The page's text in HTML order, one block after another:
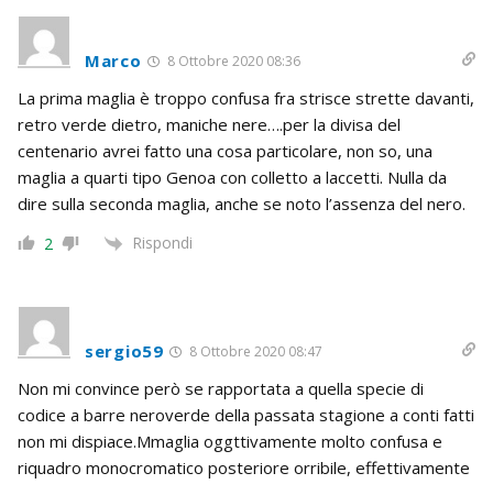
Marco 8 Ottobre 2020 08:36
La prima maglia è troppo confusa fra strisce strette davanti,
retro verde dietro, maniche nere….per la divisa del
centenario avrei fatto una cosa particolare, non so, una
maglia a quarti tipo Genoa con colletto a laccetti. Nulla da
dire sulla seconda maglia, anche se noto l’assenza del nero.
2 Rispondi
sergio59 8 Ottobre 2020 08:47
Non mi convince però se rapportata a quella specie di
codice a barre neroverde della passata stagione a conti fatti
non mi dispiace.Mmaglia oggttivamente molto confusa e
riquadro monocromatico posteriore orribile, effettivamente